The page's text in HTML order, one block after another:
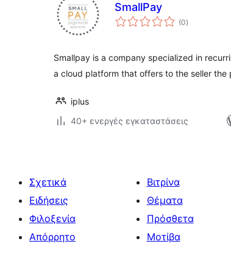
SmallPay
(0αξιολογήσεις
σύνολο
)
Smallpay is a company specialized in
a cloud platform that offers to the seller the
iplus
40+ ενεργές εγκαταστάσεις
Σχετικά
Ειδήσεις
Φιλοξενία
Απόρρητο
Βιτρίνα
Θέματα
Πρόσθετα
Μοτίβα